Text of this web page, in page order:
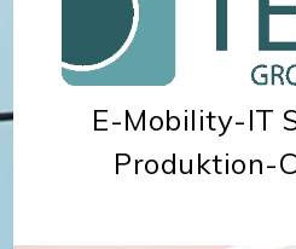
E-Mobility-IT
Produktion-